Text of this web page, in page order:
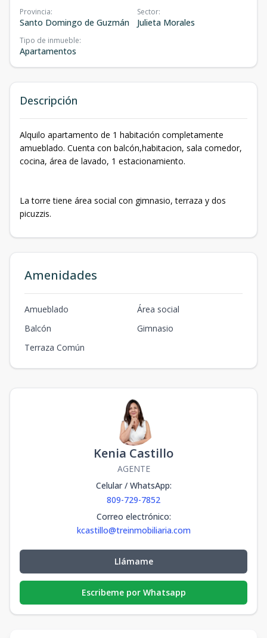
Provincia:
Santo Domingo de Guzmán
Sector:
Julieta Morales
Tipo de inmueble:
Apartamentos
Descripción
Alquilo apartamento de 1 habitación completamente
amueblado. Cuenta con balcón,habitacion, sala comedor,
cocina, área de lavado, 1 estacionamiento.
La torre tiene área social con gimnasio, terraza y dos
picuzzis.
Amenidades
Amueblado
Área social
Balcón
Gimnasio
Terraza Común
Kenia Castillo
AGENTE
Celular / WhatsApp:
809-729-7852
Correo electrónico:
kcastillo@treinmobiliaria.com
Llámame
Escribeme por Whatsapp